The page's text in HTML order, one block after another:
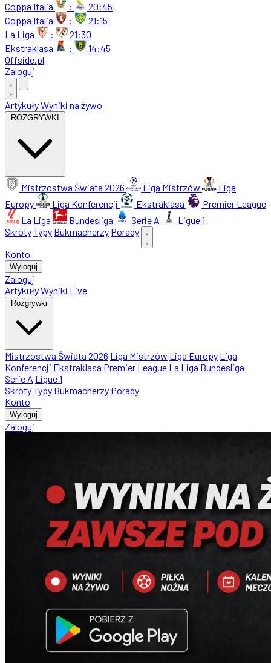
Coppa Italia
:
20:45
Coppa Italia
:
21:15
La Liga
:
21:30
Ekstraklasa
:
14:45
Offside.pl
Zaloguj
ArtykułyWyniki na żywo
ROZGRYWKI
Mistrzostwa Świata 2026 Liga Mistrzów
Liga
Europy
Liga Konferencji Ekstraklasa
Premier League
La Liga
Bundesliga Serie A
Ligue 1
SkrótyTypy Bukmacherzy Porady
Konto
Wyloguj
Zaloguj
ArtykułyWyniki Live
Rozgrywki
Mistrzostwa Świata 2026 Liga Mistrzów Liga Europy Liga
Konferencji Ekstraklasa Premier League La Liga Bundesliga
Serie A Ligue 1
SkrótyTypy Bukmacherzy Porady
Konto
Wyloguj
Zaloguj